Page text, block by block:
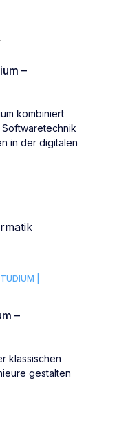
–
kombiniert
Softwaretechnik
in der digitalen
|
–
klassischen
gestalten